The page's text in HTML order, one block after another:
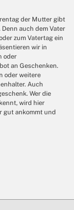
der Mutter gibt
Denn auch dem Vater
zum Vatertag ein
wir in
oder
an Geschenken.
oder weitere
Auch
Wer die
wird hier
gut ankommt und